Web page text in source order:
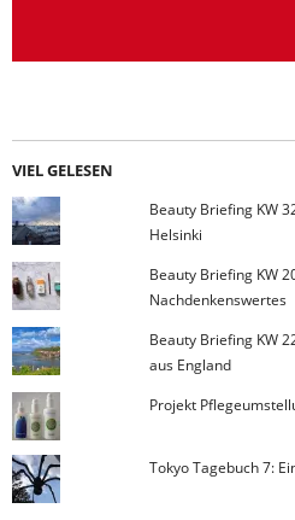
VIEL GELESEN
Beauty Briefing KW
Helsinki
Beauty Briefing KW
Nachdenkenswertes
Beauty Briefing KW
aus England
Projekt
Tokyo Tagebuch 7: